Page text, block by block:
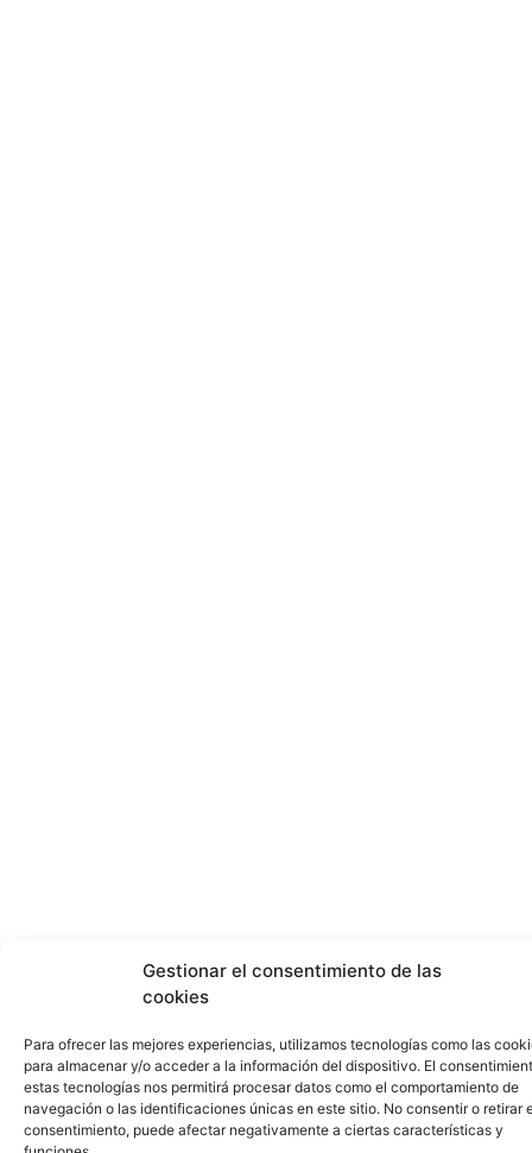
Gestionar el consentimiento de las
cookies
Para ofrecer las mejores experiencias, utilizamos tecnologías como las
para almacenar y/o acceder a la información del dispositivo. El
estas tecnologías nos permitirá procesar datos como el comportamiento de
navegación o las identificaciones únicas en este sitio. No consentir o retirar
consentimiento, puede afectar negativamente a ciertas características y